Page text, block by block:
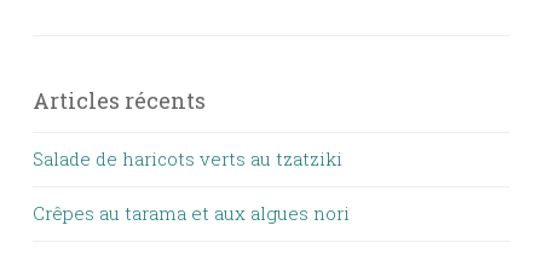
Articles récents
Salade de haricots verts au tzatziki
Crêpes au tarama et aux algues nori